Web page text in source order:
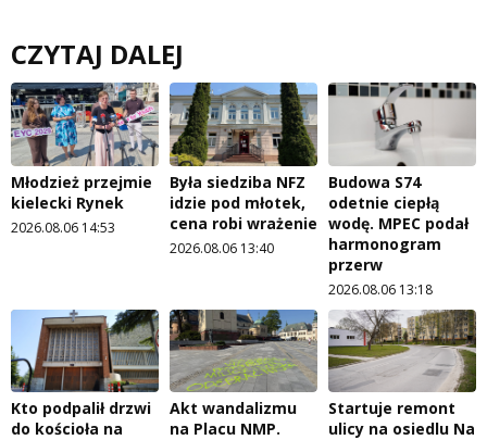
CZYTAJ DALEJ
Młodzież przejmie
kielecki Rynek
2026.08.06 14:53
Była siedziba NFZ
idzie pod młotek,
cena robi wrażenie
2026.08.06 13:40
Budowa S74
odetnie ciepłą
wodę. MPEC podał
harmonogram
przerw
2026.08.06 13:18
Kto podpalił drzwi
do kościoła na
Akt wandalizmu
na Placu NMP.
Startuje remont
ulicy na osiedlu Na